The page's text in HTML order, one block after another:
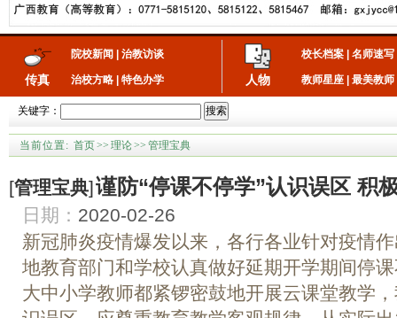
传真
院校新闻 治教访谈
治校方略 特色办学 人物
校长档案 名师速写
教师星座 最美教师
关键字： 搜索
当前位置: 首页>> 理论>> 管理宝典
[管理宝典]谨防“停课不停学”认识误区 积
日期： 2020-02-26
新冠肺炎疫情爆发以来，各行各业针对疫情
地教育部门和学校认真做好延期开学期间停
大中小学教师都紧锣密鼓地开展云课堂教学